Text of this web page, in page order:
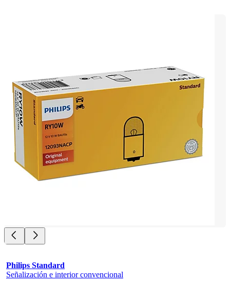
Philips Standard
Señalización e interior convencional